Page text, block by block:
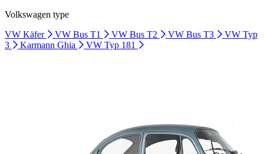
Volkswagen type
VW Käfer
VW Bus T1 VW Bus T2 VW Bus T3
VW Typ
3
Karmann Ghia VW Typ 181